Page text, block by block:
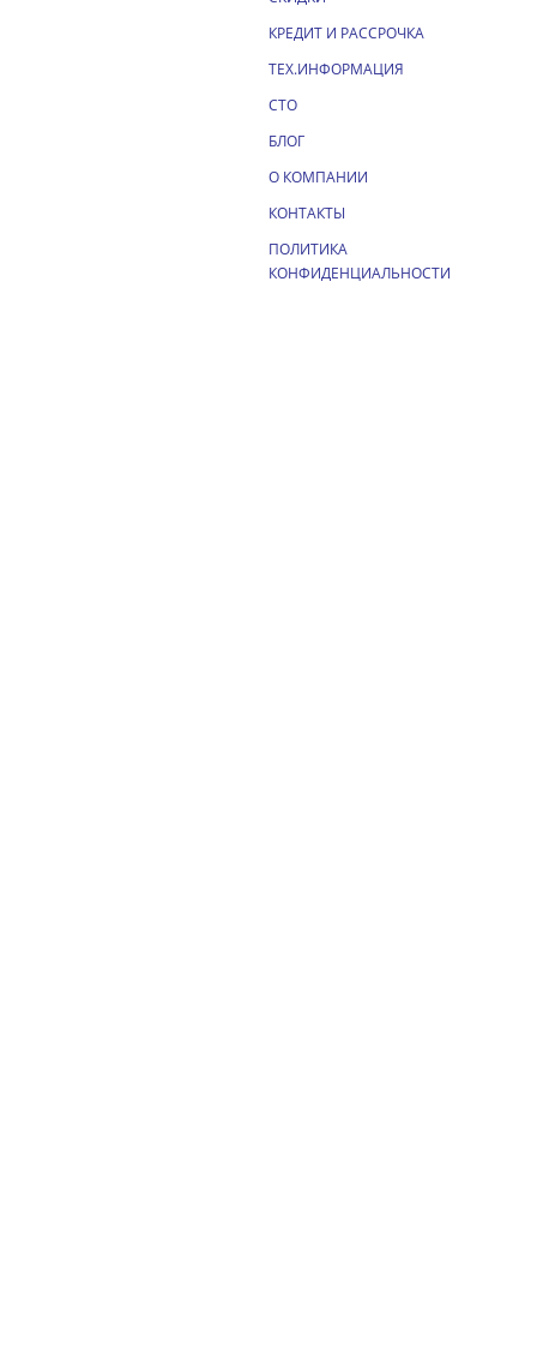
КРЕДИТ И РАССРОЧКА
ТЕХ.ИНФОРМАЦИЯ
СТО
БЛОГ
О КОМПАНИИ
КОНТАКТЫ
ПОЛИТИКА
КОНФИДЕНЦИАЛЬНОСТИ